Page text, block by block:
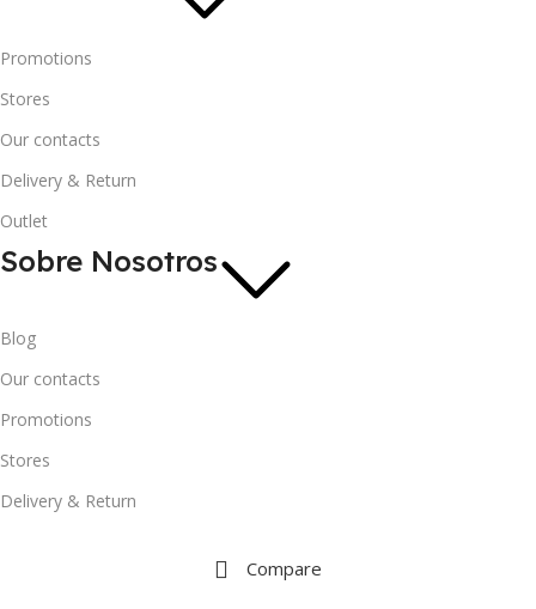
Promotions
Stores
Our contacts
Delivery & Return
Outlet
Sobre Nosotros
Blog
Our contacts
Promotions
Stores
Delivery & Return
Compare